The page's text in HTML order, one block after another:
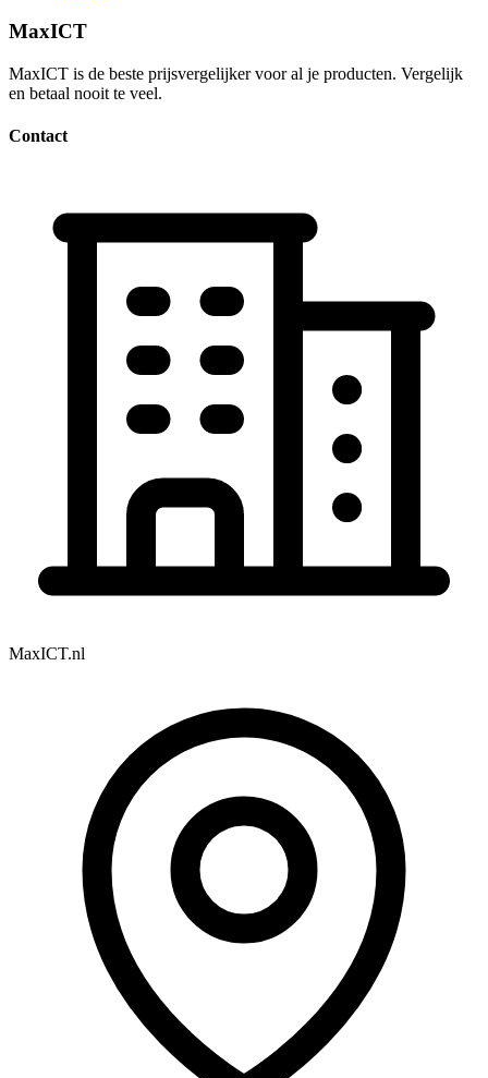
MaxICT
MaxICT is de beste prijsvergelijker voor al je producten. Vergelijk
en betaal nooit te veel.
Contact
MaxICT.nl